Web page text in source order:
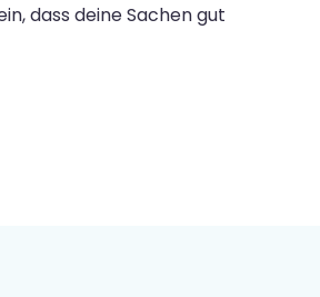
dass deine Sachen gut